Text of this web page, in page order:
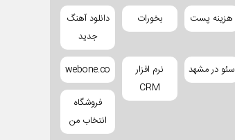
هزینه پست بخورات
دانلود آهنگ
جدید
سئو در مشهد
نرم افزار
CRM
webone.co
فروشگاه
انتخاب من